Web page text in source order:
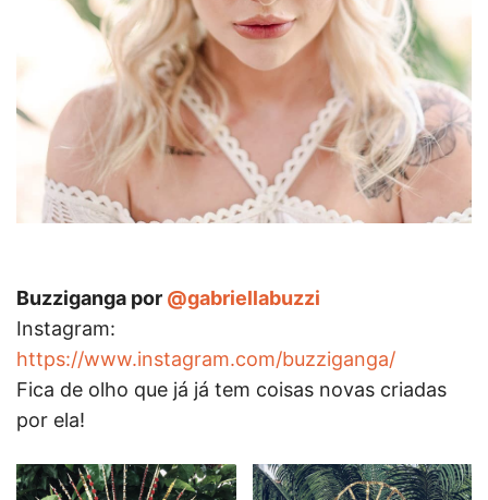
Buzziganga por @gabriellabuzzi
Instagram:
https://www.instagram.com/buzziganga/
Fica de olho que já já tem coisas novas criadas
por ela!